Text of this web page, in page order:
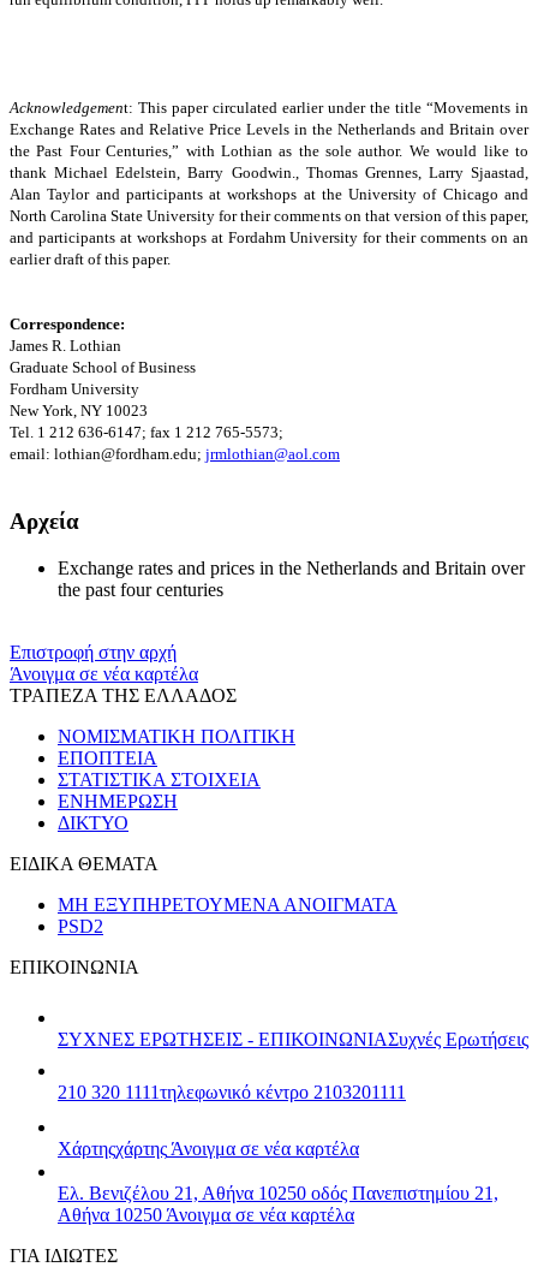
Acknowledgement: This paper circulated earlier under the title “Movements in
Exchange Rates and Relative Price Levels in the Netherlands and Britain over
the Past Four Centuries,” with Lothian as the sole author. We would like to
thank Michael Edelstein, Barry Goodwin., Thomas Grennes, Larry Sjaastad,
Alan Taylor and participants at workshops at the University of Chicago and
North Carolina State University for their comments on that version of this paper,
and participants at workshops at Fordahm University for their comments on an
earlier draft of this paper.
Correspondence:
James R. Lothian
Graduate School of Business
Fordham University
New York, NY 10023
Tel. 1 212 636-6147; fax 1 212 765-5573;
email: lothian@fordham.edu; jrmlothian@aol.com
Αρχεία
Exchange rates and prices in the Netherlands and Britain over
the past four centuries
Επιστροφή στην αρχή
Άνοιγμα σε νέα καρτέλα
ΤΡΑΠΕΖΑ ΤΗΣ ΕΛΛΑΔΟΣ
ΝΟΜΙΣΜΑΤΙΚΗ ΠΟΛΙΤΙΚΗ
ΕΠΟΠΤΕΙΑ
ΣΤΑΤΙΣΤΙΚΑ ΣΤΟΙΧΕΙΑ
ΕΝΗΜΕΡΩΣΗ
ΔΙΚΤΥΟ
ΕΙΔΙΚΑ ΘΕΜΑΤΑ
ΜΗ ΕΞΥΠΗΡΕΤΟΥΜΕΝΑ ΑΝΟΙΓΜΑΤΑ
PSD2
ΕΠΙΚΟΙΝΩΝΙΑ
ΣΥΧΝΕΣ ΕΡΩΤΗΣΕΙΣ - ΕΠΙΚΟΙΝΩΝΙΑΣυχνές Ερωτήσεις
210 320 1111τηλεφωνικό κέντρο 2103201111
Χάρτηςχάρτης Άνοιγμα σε νέα καρτέλα
Ελ. Βενιζέλου 21, Αθήνα 10250 οδός Πανεπιστημίου 21,
Αθήνα 10250 Άνοιγμα σε νέα καρτέλα
ΓΙΑ ΙΔΙΩΤΕΣ